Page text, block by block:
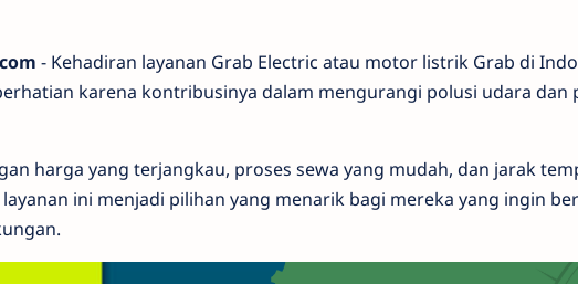
- Kehadiran layanan Grab Electric atau motor listrik Grab di
karena kontribusinya dalam mengurangi polusi udara dan
harga yang terjangkau, proses sewa yang mudah, dan jarak
ini menjadi pilihan yang menarik bagi mereka yang ingin